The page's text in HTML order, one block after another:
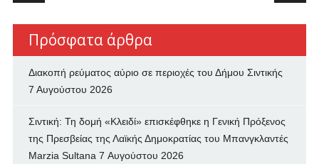
Πρόσφατα άρθρα
Διακοπή ρεύματος αύριο σε περιοχές του Δήμου Σιντικής
7 Αυγούστου 2026
Σιντική: Τη δομή «Κλειδί» επισκέφθηκε η Γενική Πρόξενος
της Πρεσβείας της Λαϊκής Δημοκρατίας του Μπανγκλαντές
Marzia Sultana 7 Αυγούστου 2026